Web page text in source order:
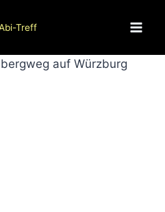
Treff